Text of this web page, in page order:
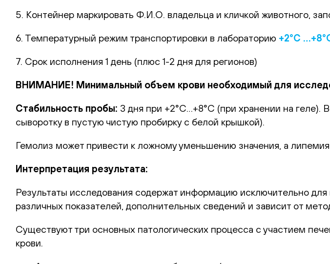
5. Контейнер маркировать Ф.И.О. владельца и кличкой животного,
6. Температурный режим транспортировки в лабораторию +2°С
7. Срок исполнения 1 день (плюс 1-2 дня для регионов)
ВНИМАНИЕ! Минимальный объем крови необходимый для
Стабильность пробы: 3 дня при +2°С…+8°С (при хранении на
сыворотку в пустую чистую пробирку с белой крышкой).
Гемолиз может привести к ложному уменьшению значения, а
Интерпретация результата:
Результаты исследования содержат информацию исключительно
различных показателей, дополнительных сведений и зависит от
Существуют три основных патологических процесса с участием
крови.